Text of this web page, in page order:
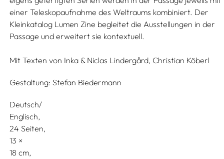
einer Teleskopaufnahme des Weltraums kombiniert. Der
Kleinkatalog Lumen Zine begleitet die Ausstellungen in der
Passage und erweitert sie kontextuell.
Mit Texten von Inka & Niclas Lindergård, Christian Köberl
Gestaltung: Stefan Biedermann
Deutsch/
Englisch
24 Seiten,
13
18